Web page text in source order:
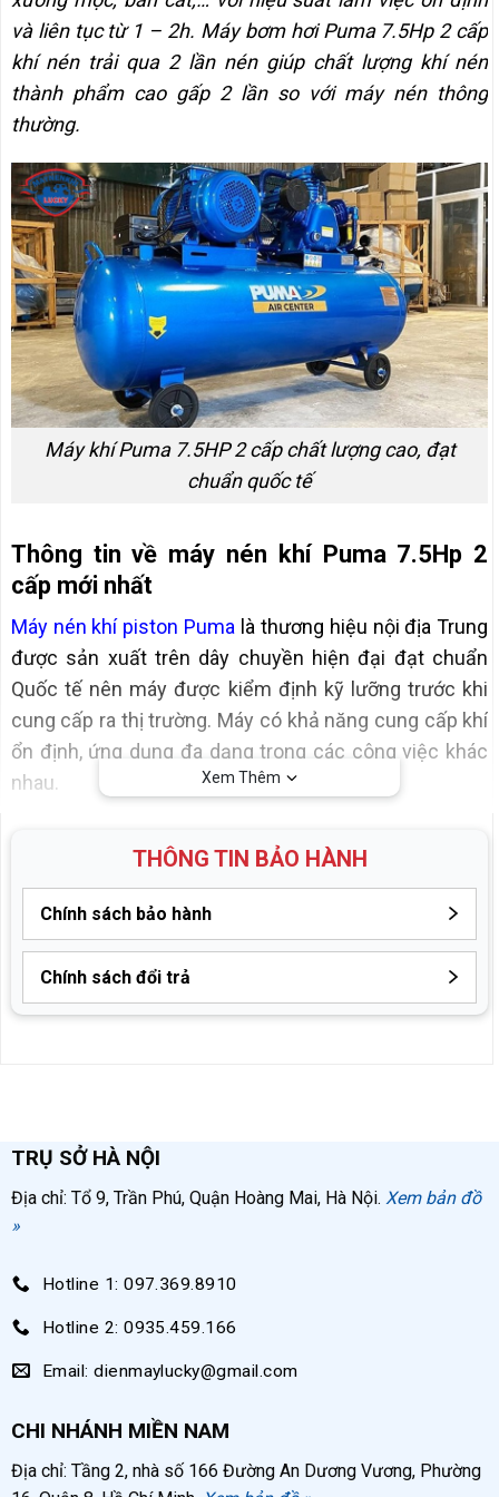
và liên tục từ 1 – 2h. Máy bơm hơi Puma 7.5Hp 2 cấp
khí nén trải qua 2 lần nén giúp chất lượng khí nén
thành phẩm cao gấp 2 lần so với máy nén thông
thường.
Máy khí Puma 7.5HP 2 cấp chất lượng cao, đạt
chuẩn quốc tế
Thông tin về máy nén khí Puma 7.5Hp 2
cấp mới nhất
Máy nén khí piston Puma là thương hiệu nội địa Trung
được sản xuất trên dây chuyền hiện đại đạt chuẩn
Quốc tế nên máy được kiểm định kỹ lưỡng trước khi
cung cấp ra thị trường. Máy có khả năng cung cấp khí
ổn định, ứng dụng đa dạng trong các công việc khác
nhau.
Thông số kỹ thuật máy nén khí Puma 7.5Hp 2
Công suất
Điện áp
Dung tích 250 lít
Xuất xứ
Xem Thêm
THÔNG TIN BẢO HÀNH
Chính sách bảo hành
Bảo hành mô tơ 12 tháng, đầu nén khí 6 tháng
Chính sách đổi trả
TRỤ SỞ HÀ NỘI
Địa chỉ: Tổ 9, Trần Phú, Quận Hoàng Mai, Hà Nội. Xem bản đồ
»
Hotline 1: 097.369.8910
Hotline 2: 0935.459.166
Email: dienmaylucky@gmail.com
CHI NHÁNH MIỀN NAM
Địa chỉ: Tầng 2, nhà số 166 Đường An Dương Vương, Phường